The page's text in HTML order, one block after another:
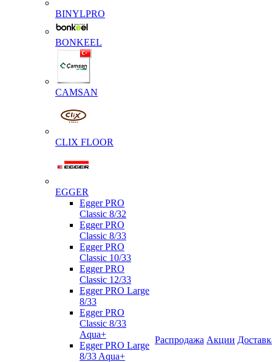
BINYLPRO
BONKEEL
CAMSAN
CLIX FLOOR
EGGER
Egger PRO
Classic 8/32
Egger PRO
Classic 8/33
Egger PRO
Classic 10/33
Egger PRO
Classic 12/33
Egger PRO Large
8/33
Egger PRO
Classic 8/33
Aqua+
Egger PRO Large
8/33 Aqua+
Распродажа Акции